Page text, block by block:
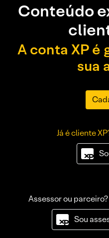
Conteúdo
A conta XP é
sua
Já é cliente
Assessor ou
Sou